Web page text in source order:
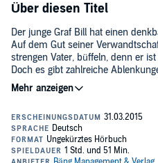
Über diesen Titel
Der junge Graf Bill hat einen
Auf dem Gut seiner
strengen Vater, büffeln, denn er
Doch es gibt zahlreiche
nehmen...©Gemeinfrei (P)2014
& Co. KG